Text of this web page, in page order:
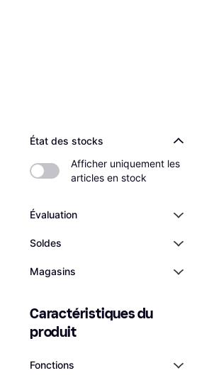
État des stocks
Afficher uniquement les
articles en stock
Évaluation
Soldes
Magasins
Caractéristiques du
produit
Fonctions